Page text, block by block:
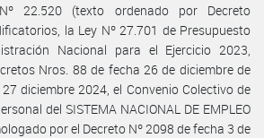
22.520 (texto ordenado por Decreto
la Ley Nº 27.701 de Presupuesto
Nacional para el Ejercicio 2023,
Nros. 88 de fecha 26 de diciembre de
diciembre 2024, el Convenio Colectivo de
del SISTEMA NACIONAL DE EMPLEO
por el Decreto Nº 2098 de fecha 3 de